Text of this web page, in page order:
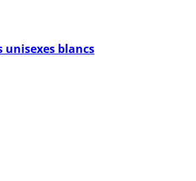
blancs